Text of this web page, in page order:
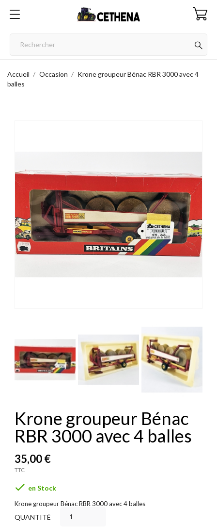
Accueil Occasion
Krone groupeur Bénac RBR 3000 avec 4
balles
Krone groupeur Bénac
RBR 3000 avec 4 balles
35,00 €
TTC
 en Stock
Krone groupeur Bénac RBR 3000 avec 4 balles
QUANTITÉ